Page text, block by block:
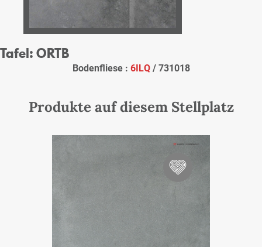
Tafel: ORTB
Bodenfliese : 6ILQ/ 731018
Produkte auf diesem Stellplatz